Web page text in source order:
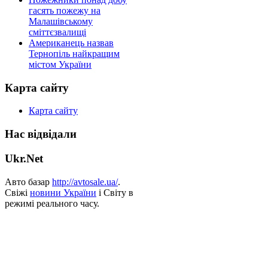
гасять пожежу на
Малашівському
сміттєзвалищі
Американець назвав
Тернопіль найкращим
містом України
Карта сайту
Карта сайту
Нас відвідали
Ukr.Net
Авто базар http://avtosale.ua/.
Свіжі новини України і Світу в
режимі реального часу.